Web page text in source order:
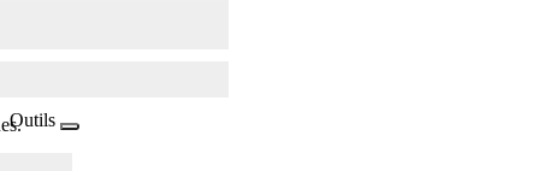
Outils